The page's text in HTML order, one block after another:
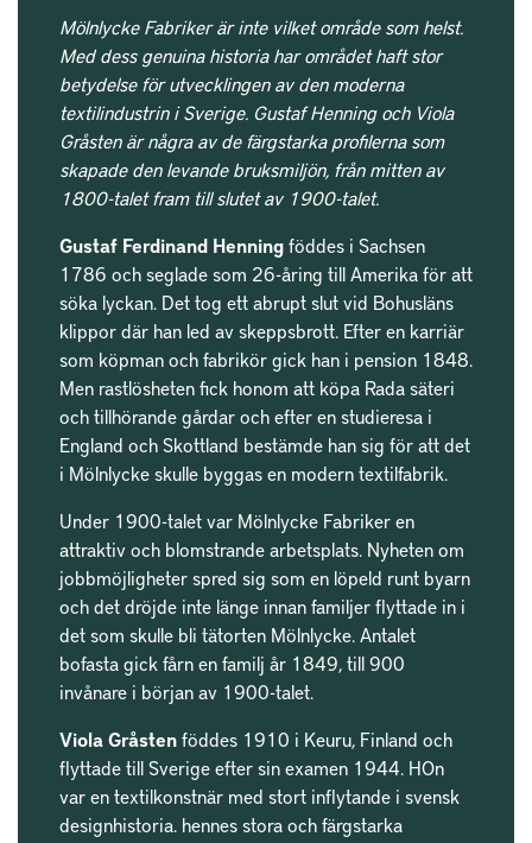
Mölnlycke Fabriker är inte vilket område som helst.
Med dess genuina historia har området haft stor
betydelse för utvecklingen av den moderna
textilindustrin i Sverige. Gustaf Henning och Viola
Gråsten är några av de färgstarka profilerna som
skapade den levande bruksmiljön, från mitten av
1800-talet fram till slutet av 1900-talet.
Gustaf Ferdinand Henningföddes i Sachsen
1786 och seglade som 26-åring till Amerika för att
söka lyckan. Det tog ett abrupt slut vid Bohusläns
klippor där han led av skeppsbrott. Efter en karriär
som köpman och fabrikör gick han i pension 1848.
Men rastlösheten fick honom att köpa Rada säteri
och tillhörande gårdar och efter en studieresa i
England och Skottland bestämde han sig för att det
i Mölnlycke skulle byggas en modern textilfabrik.
Under 1900-talet var Mölnlycke Fabriker en
attraktiv och blomstrande arbetsplats. Nyheten om
jobbmöjligheter spred sig som en löpeld runt byarn
och det dröjde inte länge innan familjer flyttade in i
det som skulle bli tätorten Mölnlycke. Antalet
bofasta gick fårn en familj år 1849, till 900
invånare i början av 1900-talet.
Viola Gråstenföddes 1910 i Keuru, Finland och
flyttade till Sverige efter sin examen 1944. HOn
var en textilkonstnär med stort inflytande i svensk
designhistoria. hennes stora och färgstarka